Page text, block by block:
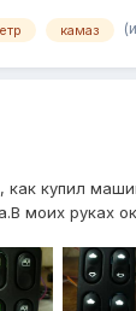
камаз
купил
моих руках